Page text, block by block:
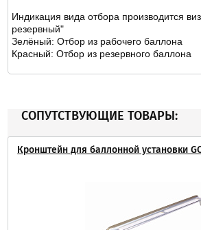
Индикация вида отбора производится
резервный"
Зелёный: Отбор из рабочего баллона
Красный: Отбор из резервного баллона
СОПУТСТВУЮЩИЕ ТОВАРЫ:
Кронштейн для баллонной установки